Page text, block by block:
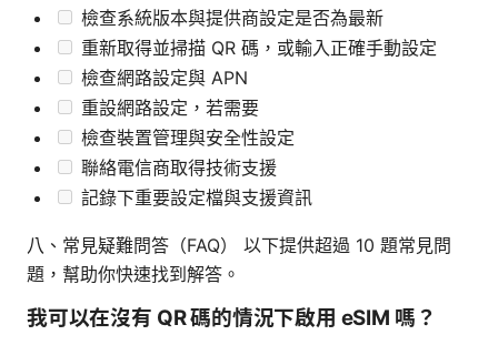
檢查系統版本與提供商設定是否為最新
重新取得並掃描 QR 碼，或輸入正確手動設定
檢查網路設定與 APN
重設網路設定，若需要
檢查裝置管理與安全性設定
聯絡電信商取得技術支援
記錄下重要設定檔與支援資訊
八、常見疑難問答（FAQ） 以下提供超過 10 題常見問
題，幫助你快速找到解答。
我可以在沒有 QR 碼的情況下啟用 eSIM 嗎？